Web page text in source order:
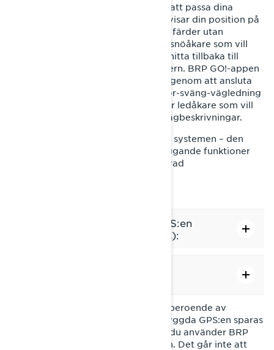
Två navigationsverktyg erbjuds för att passa dina
preferenser. Den inbyggda GPS:en visar din position på
topografiska kartor och spårar dina färder utan
telefonanslutning – perfekt för djupsnöåkare som vill
hålla koll på sin position och enkelt hitta tillbaka till
baslägret efter en lång dag på skotern. BRP GO!-appen
erbjuder fler navigationsfunktioner genom att ansluta
din telefon via USB, såsom sväng-för-sväng-vägledning
och intressanta platser – idealiskt för ledåkare som vill
planera utflykter och följa exakta vägbeskrivningar.
Funktionerna varierar mellan de två systemen – den
inbyggda GPS:en erbjuder grundläggande funktioner
medan BRP GO! ger en mer avancerad
Funktioner i den inbyggda GPS:en
(ingen telefonanslutning krävs):
Observera att de två systemen är oberoende av
varandra. Om du använder den inbyggda GPS:en sparas
dina färder i fordonets display. Om du använder BRP
GO! sparas dina färder i mobilappen. Det går inte att